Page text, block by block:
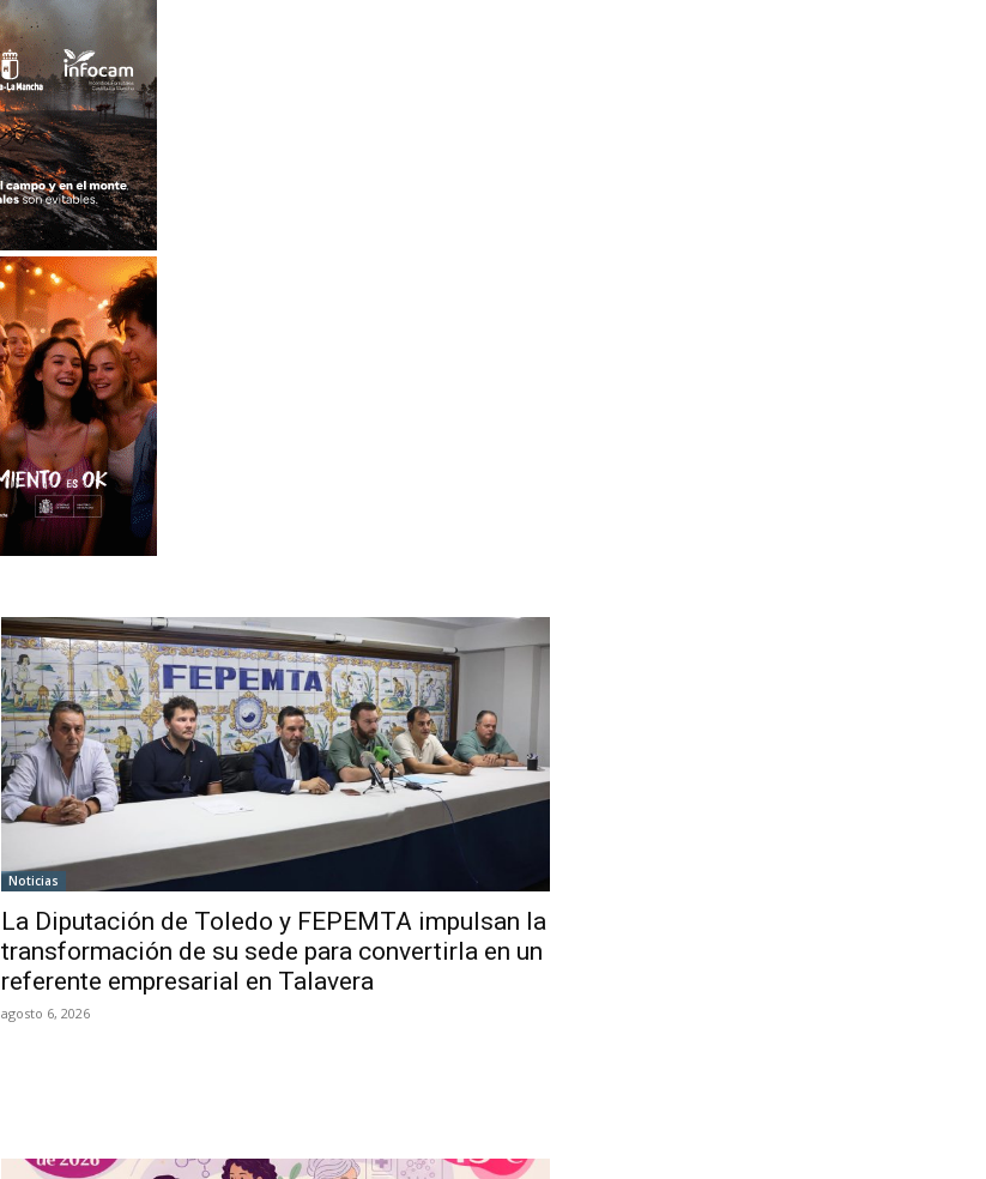
Noticias
La Diputación de Toledo y FEPEMTA impulsan la
transformación de su sede para convertirla en un
referente empresarial en Talavera
agosto 6, 2026